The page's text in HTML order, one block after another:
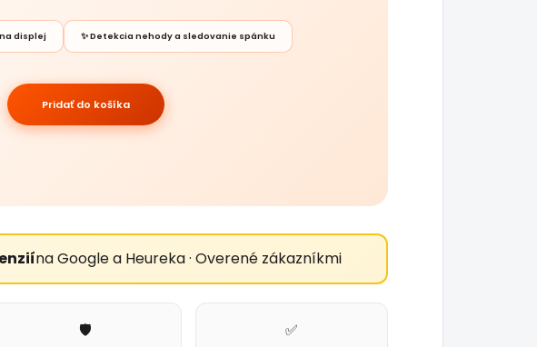
displej ✨ Detekcia nehody a sledovanie spánku
Pridať do košíka
na Google a Heureka · Overené zákazníkmi
🛡️
✅